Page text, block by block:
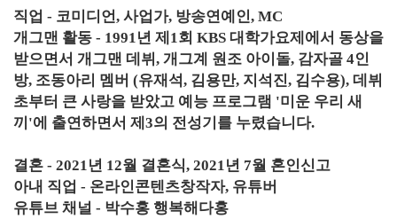
직업 - 코미디언, 사업가, 방송연예인, MC
개그맨 활동 - 1991년 제1회 KBS 대학가요제에서 동상을
받으면서 개그맨 데뷔, 개그계 원조 아이돌, 감자골 4인
방, 조동아리 멤버 (유재석, 김용만, 지석진, 김수용), 데뷔
초부터 큰 사랑을 받았고 예능 프로그램 '미운 우리 새
끼'에 출연하면서 제3의 전성기를 누렸습니다.
결혼 - 2021년 12월 결혼식, 2021년 7월 혼인신고
아내 직업 - 온라인콘텐츠창작자, 유튜버
유튜브 채널 - 박수홍 행복해다홍